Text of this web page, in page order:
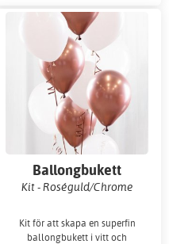
Ballongbukett
Kit - Roséguld/Chrome
Kit för att skapa en superfin
ballongbukett i vitt och